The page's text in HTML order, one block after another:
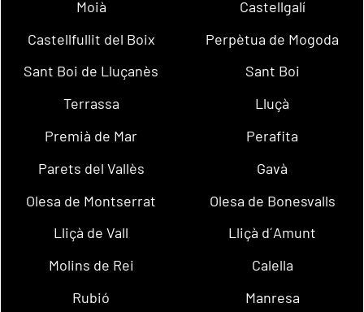
Moià
Castellgalí
Castellfullit del Boix
Perpètua de Mogoda
Sant Boi de Lluçanès
Sant Boi
Terrassa
Lluçà
Premià de Mar
Perafita
Parets del Vallès
Gavà
Olesa de Montserrat
Olesa de Bonesvalls
Lliçà de Vall
Lliçà d´Amunt
Molins de Rei
Calella
Rubió
Manresa